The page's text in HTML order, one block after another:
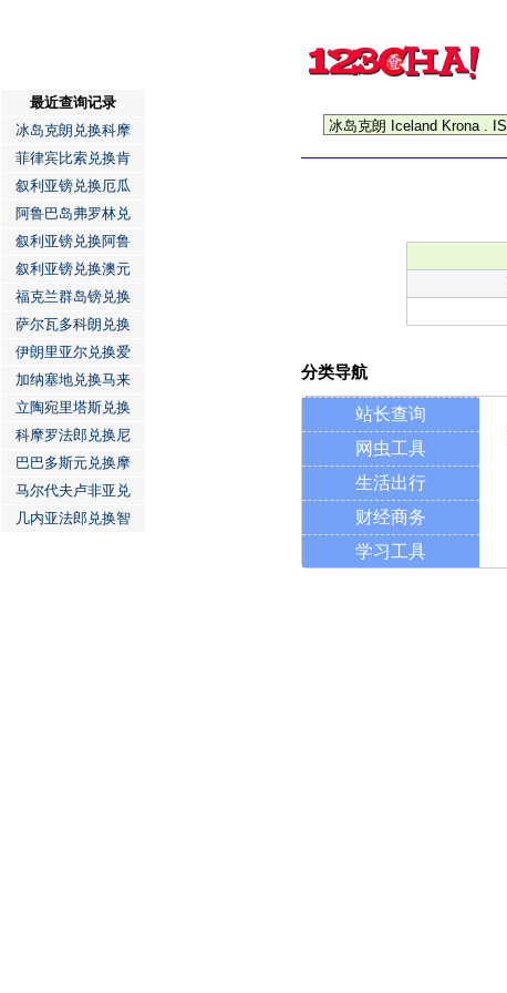
最近查询记录
冰岛克朗兑换科摩
菲律宾比索兑换肯
叙利亚镑兑换厄瓜
阿鲁巴岛弗罗林兑
叙利亚镑兑换阿鲁
叙利亚镑兑换澳元
福克兰群岛镑兑换
萨尔瓦多科朗兑换
伊朗里亚尔兑换爱
加纳塞地兑换马来
立陶宛里塔斯兑换
科摩罗法郎兑换尼
巴巴多斯元兑换摩
马尔代夫卢非亚兑
几内亚法郎兑换智
分类导航
站长查询
网虫工具
生活出行
财经商务
学习工具